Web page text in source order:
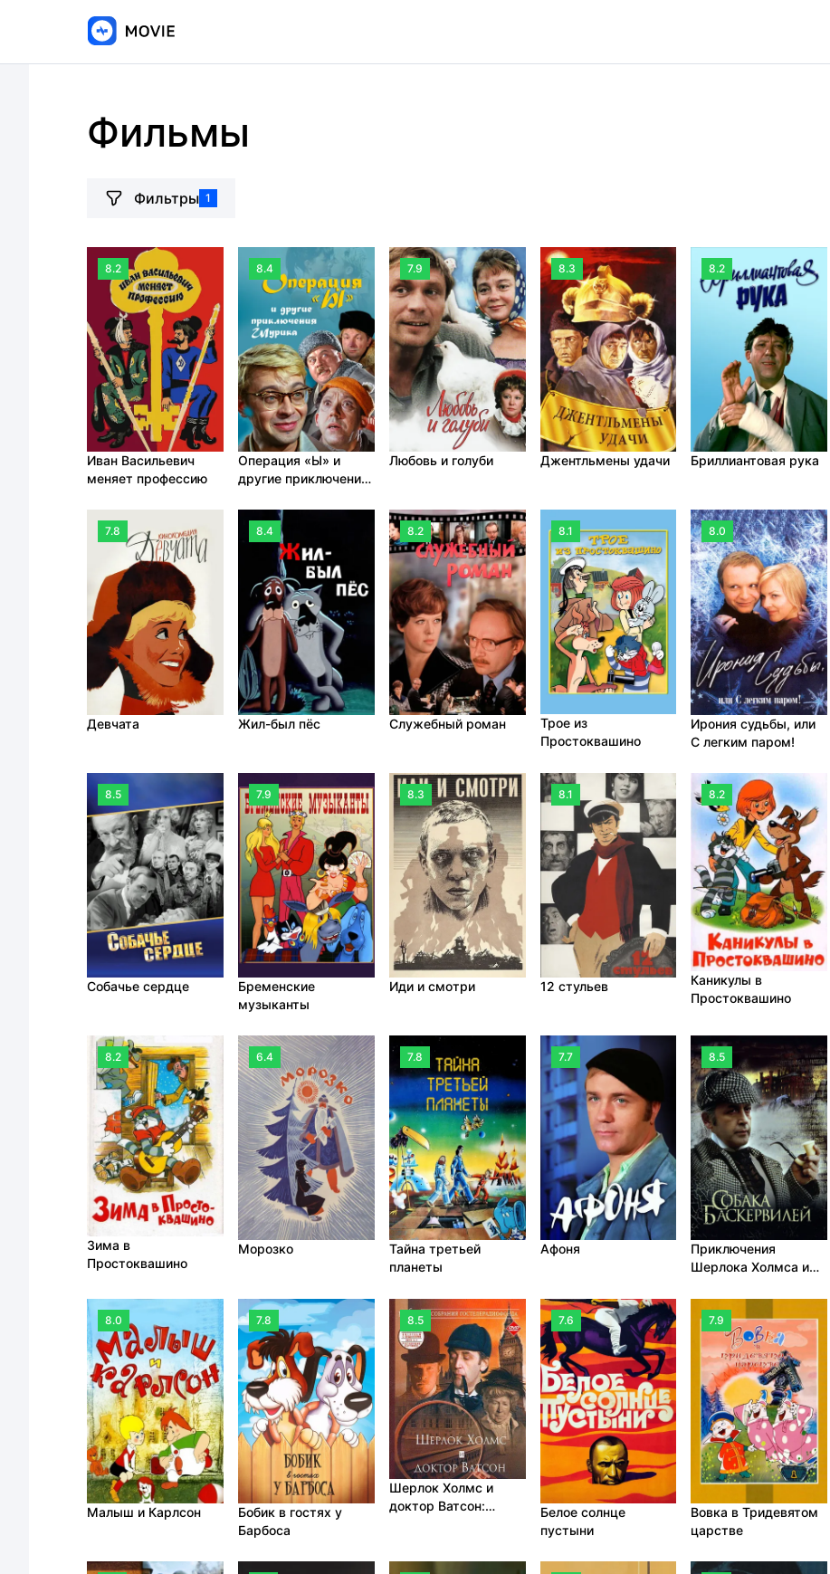
Фильмы
Фильтры 1
8.2
Иван Васильевич
меняет профессию
8.4
Операция «Ы» и
другие приключения
7.9
Любовь и голуби
8.3
Джентльмены удачи
8.2
Бриллиантовая рука
7.8
Девчата
8.4
Жил-был пёс
8.2
Служебный роман
8.1
Трое из
Простоквашино
8.0
Ирония судьбы, или
С легким паром!
8.5
Собачье сердце
7.9
Бременские
музыканты
8.3
Иди и смотри
8.1
12 стульев
8.2
Каникулы в
Простоквашино
8.2
Зима в
Простоквашино
6.4
Морозко
7.8
Тайна третьей
планеты
7.7
Афоня
8.5
Приключения
Шерлока Холмса и
Собака Баскервилей
8.0
Малыш и Карлсон
7.8
Бобик в гостях у
Барбоса
8.5
Шерлок Холмс и
доктор Ватсон:
7.6
Белое солнце
пустыни
7.9
Вовка в Тридевятом
царстве